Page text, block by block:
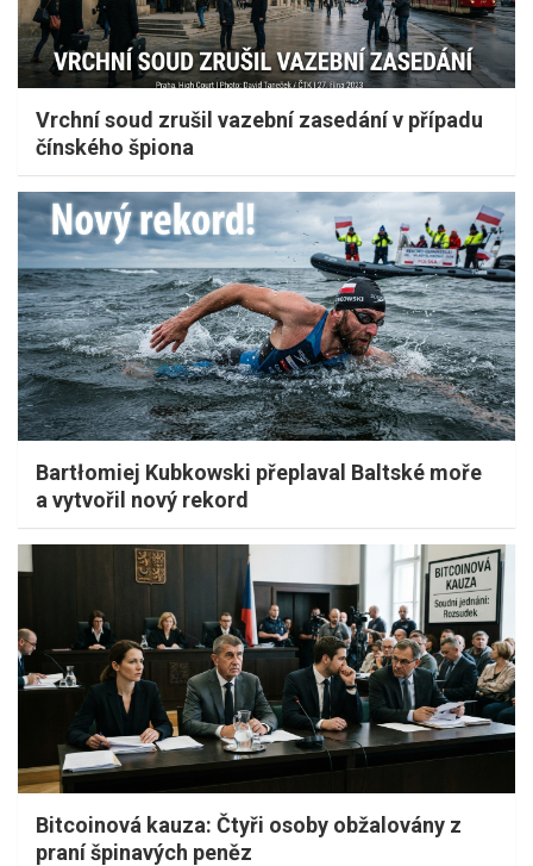
Vrchní soud zrušil vazební zasedání v případu
čínského špiona
Bartłomiej Kubkowski přeplaval Baltské moře
a vytvořil nový rekord
Bitcoinová kauza: Čtyři osoby obžalovány z
praní špinavých peněz